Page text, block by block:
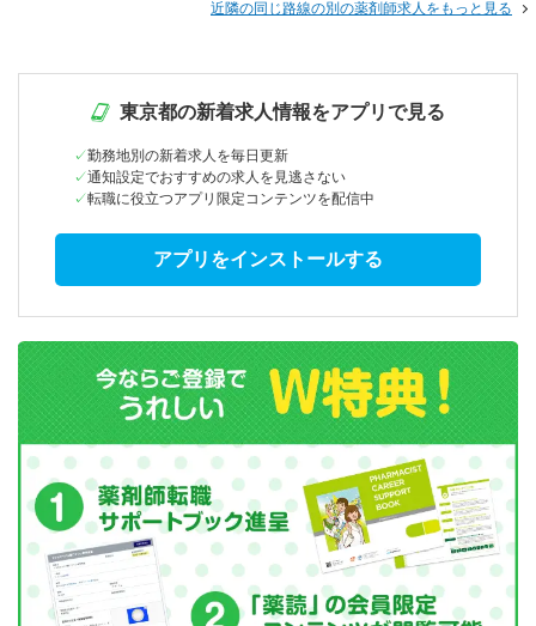
近隣の同じ路線の別の薬剤師求人をもっと見る
東京都の新着求人情報をアプリで見る
勤務地別の新着求人を毎日更新
通知設定でおすすめの求人を見逃さない
転職に役立つアプリ限定コンテンツを配信中
アプリをインストールする